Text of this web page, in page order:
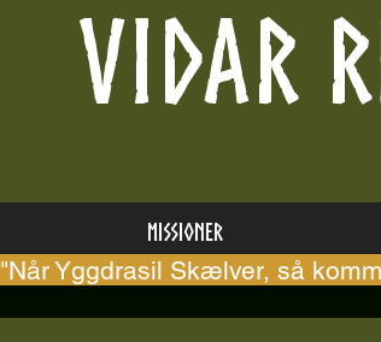
VIDAR
Missioner
"Når Yggdrasil Skælver, så